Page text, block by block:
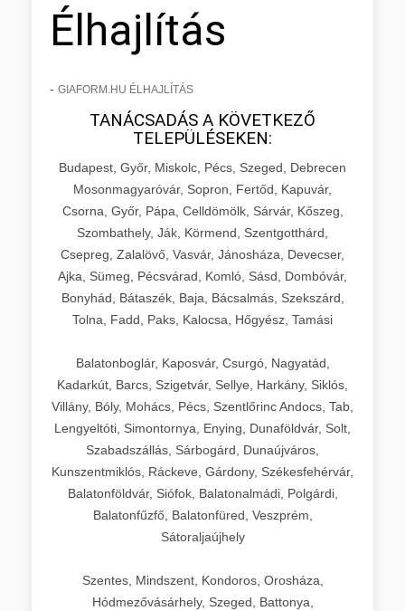
Élhajlítás
- GIAFORM.HU ÉLHAJLÍTÁS
TANÁCSADÁS A KÖVETKEZŐ
TELEPÜLÉSEKEN:
Budapest, Győr, Miskolc, Pécs, Szeged, Debrecen
Mosonmagyaróvár, Sopron, Fertőd, Kapuvár,
Csorna, Győr, Pápa, Celldömölk, Sárvár, Kőszeg,
Szombathely, Ják, Körmend, Szentgotthárd,
Csepreg, Zalalövő, Vasvár, Jánosháza, Devecser,
Ajka, Sümeg, Pécsvárad, Komló, Sásd, Dombóvár,
Bonyhád, Bátaszék, Baja, Bácsalmás, Szekszárd,
Tolna, Fadd, Paks, Kalocsa, Hőgyész, Tamási
Balatonboglár, Kaposvár, Csurgó, Nagyatád,
Kadarkút, Barcs, Szigetvár, Sellye, Harkány, Siklós,
Villány, Bóly, Mohács, Pécs, Szentlőrinc Andocs, Tab,
Lengyeltóti, Simontornya, Enying, Dunaföldvár, Solt,
Szabadszállás, Sárbogárd, Dunaújváros,
Kunszentmiklós, Ráckeve, Gárdony, Székesfehérvár,
Balatonföldvár, Siófok, Balatonalmádi, Polgárdi,
Balatonfűzfő, Balatonfüred, Veszprém,
Sátoraljaújhely
Szentes, Mindszent, Kondoros, Orosháza,
Hódmezővásárhely, Szeged, Battonya,